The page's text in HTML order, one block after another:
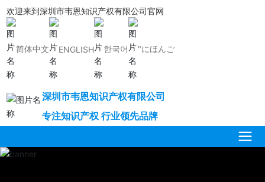
欢迎来到深圳市韦恩知识产权有限公司官网
简体中文 ENGLISH 한국어 "にほんご
深圳市韦恩知识产权有限公司
专注知识产权 行业领先品牌